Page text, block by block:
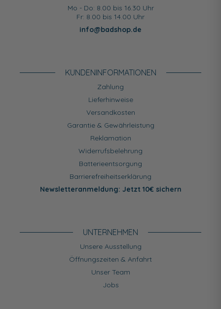
Mo - Do: 8.00 bis 16.30 Uhr
Fr: 8.00 bis 14.00 Uhr
info@badshop.de
KUNDEN­INFORMATIONEN
Zahlung
Lieferhinweise
Versandkosten
Garantie & Gewährleistung
Reklamation
Widerrufsbelehrung
Batterieentsorgung
Barrierefreiheitserklärung
Newsletteranmeldung: Jetzt 10€ sichern
UNTERNEHMEN
Unsere Ausstellung
Öffnungszeiten & Anfahrt
Unser Team
Jobs